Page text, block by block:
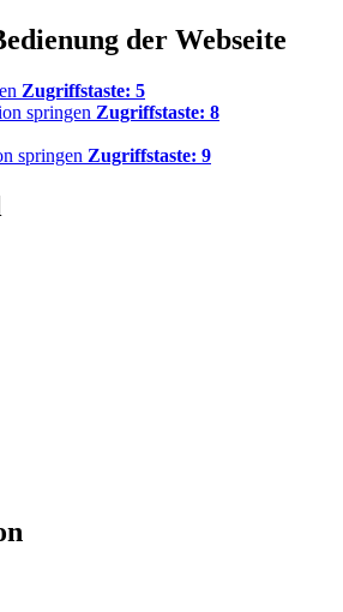
der Webseite
Zugriffstaste: 5
springen Zugriffstaste: 8
springen Zugriffstaste: 9